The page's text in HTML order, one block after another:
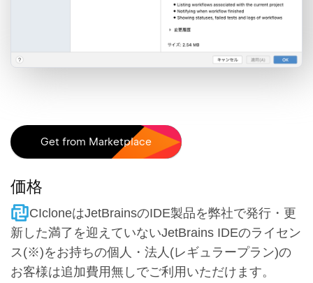
価格
CIcloneはJetBrainsのIDE製品を弊社で発行・更
新した満了を迎えていないJetBrains IDEのライセン
ス(※)をお持ちの個人・法人(レギュラープラン)の
お客様は追加費用無しでご利用いただけます。